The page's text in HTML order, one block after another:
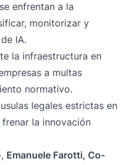
enfrentan a la
monitorizar y
IA.
la infraestructura en
a multas
normativo.
legales estrictas en
la innovación
Emanuele Farotti, Co-